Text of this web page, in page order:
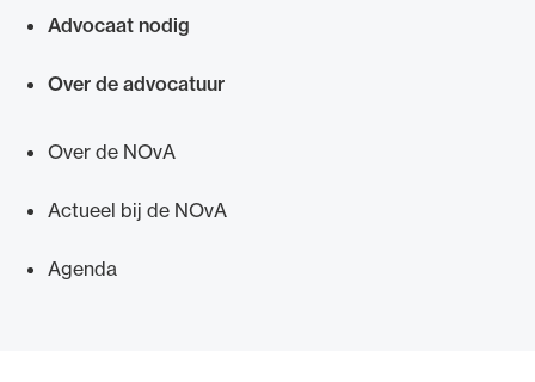
Advocaat nodig
Over de advocatuur
Over de NOvA
Actueel bij de NOvA
Agenda
Van de Advocatenwet tot de Verordening op